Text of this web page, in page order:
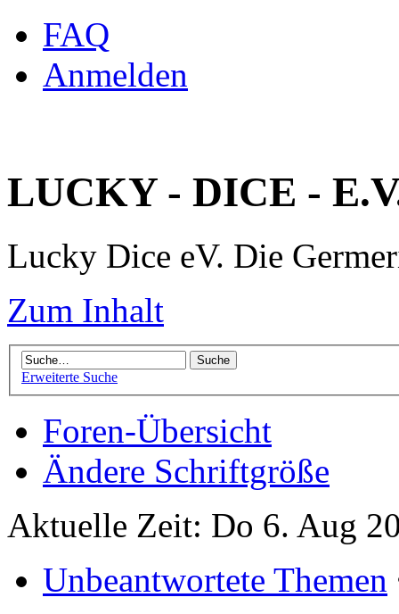
FAQ
Anmelden
LUCKY - DICE -
Lucky Dice eV. Die
Zum Inhalt
Erweiterte Suche
Foren-Übersicht
Ändere Schriftgröße
Aktuelle Zeit: Do 6. Aug
Unbeantwortete Themen